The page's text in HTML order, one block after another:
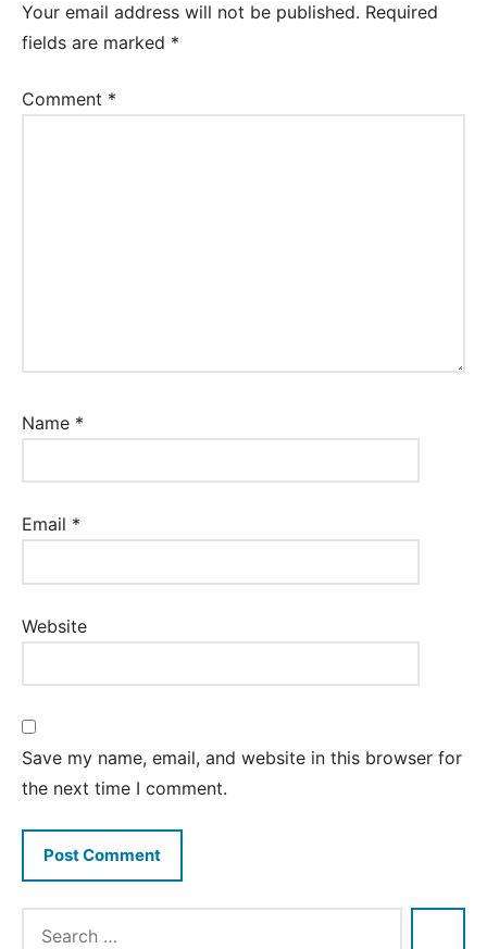
inglés
Your email address will not be published. Required
fields are marked *
Comment *
Name *
Email *
Website
Save my name, email, and website in this browser for
the next time I comment.